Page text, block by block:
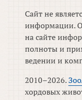
Сайт не
информации.
на сайте
полноты и
ведении и
2010–2026.
хордовых